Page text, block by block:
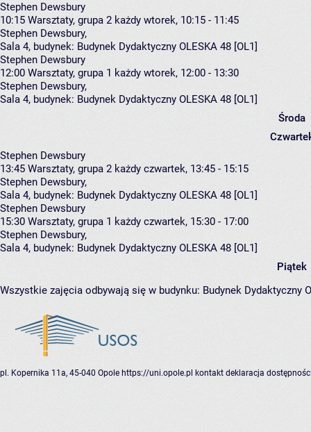
Stephen Dewsbury
10:15 Warsztaty, grupa 2 każdy wtorek, 10:15 - 11:45
Stephen Dewsbury,
Sala 4, budynek: Budynek Dydaktyczny OLESKA 48 [OL1]
Stephen Dewsbury
12:00 Warsztaty, grupa 1 każdy wtorek, 12:00 - 13:30
Stephen Dewsbury,
Sala 4, budynek: Budynek Dydaktyczny OLESKA 48 [OL1]
Środa
Stephen Dewsbury
13:45 Warsztaty, grupa 2 każdy czwartek, 13:45 - 15:15
Stephen Dewsbury,
Sala 4, budynek: Budynek Dydaktyczny OLESKA 48 [OL1]
Stephen Dewsbury
15:30 Warsztaty, grupa 1 każdy czwartek, 15:30 - 17:00
Stephen Dewsbury,
Sala 4, budynek: Budynek Dydaktyczny OLESKA 48 [OL1]
Piątek
Wszystkie zajęcia odbywają się w budynku: Budynek Dydaktyczny
pl. Kopernika 11a, 45-040 Opole https://uni.opole.pl kontakt deklaracja